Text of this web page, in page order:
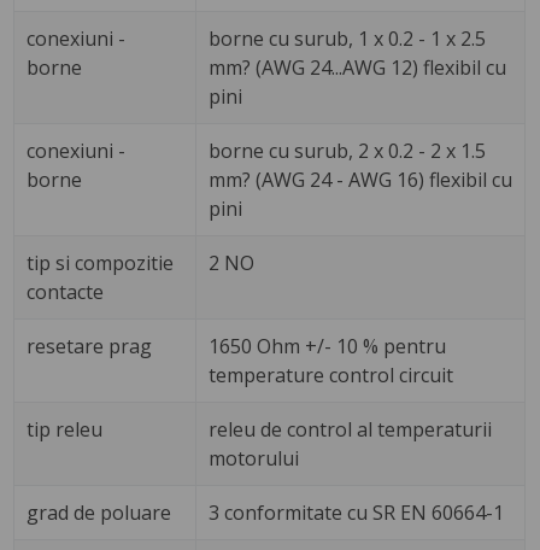
conexiuni -
borne
borne cu surub, 1 x 0.2 - 1 x 2.5
mm? (AWG 24...AWG 12) flexibil cu
pini
conexiuni -
borne
borne cu surub, 2 x 0.2 - 2 x 1.5
mm? (AWG 24 - AWG 16) flexibil cu
pini
tip si compozitie
contacte
2 NO
resetare prag
1650 Ohm +/- 10 % pentru
temperature control circuit
tip releu
releu de control al temperaturii
motorului
grad de poluare 3 conformitate cu SR EN 60664-1